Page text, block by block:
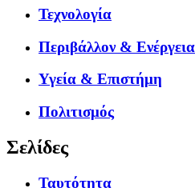
Τεχνολογία
Περιβάλλον & Ενέργεια
Υγεία & Επιστήμη
Πολιτισμός
Σελίδες
Ταυτότητα